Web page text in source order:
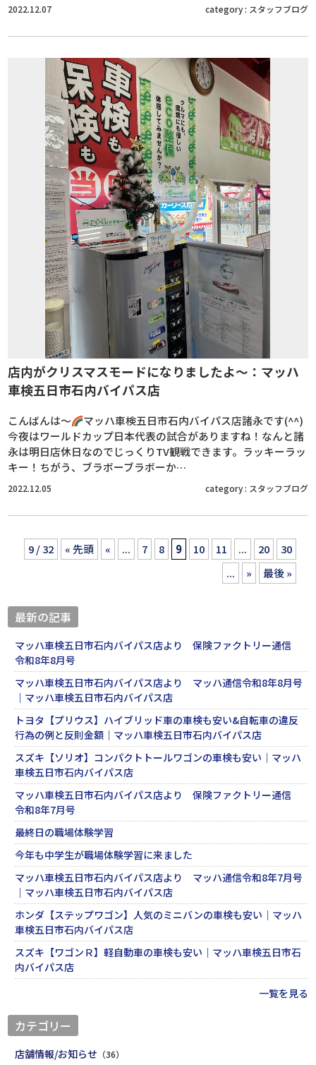
2022.12.07 category : スタッフブログ
店内がクリスマスモードになりましたよ～：マッハ
車検五日市石内バイパス店
こんばんは～
マッハ車検五日市石内バイパス店諸永です(^^)
今夜はワールドカップ日本代表の試合がありますね！なんと諸
永は明日店休日なのでじっくりTV観戦できます。ラッキーラッ
キー！ちがう、ブラボーブラボーか…
2022.12.05 category : スタッフブログ
9 / 32 « 先頭 « ... 7 8 9 10 11 ... 20
30
...
» 最後 »
最新の記事
マッハ車検五日市石内バイパス店より 保険ファクトリー通信
令和8年8月号
マッハ車検五日市石内バイパス店より マッハ通信令和8年8月号
｜マッハ車検五日市石内バイパス店
トヨタ【プリウス】ハイブリッド車の車検も安い&自転車の違反
行為の例と反則金額｜マッハ車検五日市石内バイパス店
スズキ【ソリオ】コンパクトトールワゴンの車検も安い｜マッハ
車検五日市石内バイパス店
マッハ車検五日市石内バイパス店より 保険ファクトリー通信
令和8年7月号
最終日の職場体験学習
今年も中学生が職場体験学習に来ました
マッハ車検五日市石内バイパス店より マッハ通信令和8年7月号
｜マッハ車検五日市石内バイパス店
ホンダ【ステップワゴン】人気のミニバンの車検も安い｜マッハ
車検五日市石内バイパス店
スズキ【ワゴンＲ】軽自動車の車検も安い｜マッハ車検五日市石
内バイパス店
一覧を見る
カテゴリー
店舗情報/お知らせ （36）